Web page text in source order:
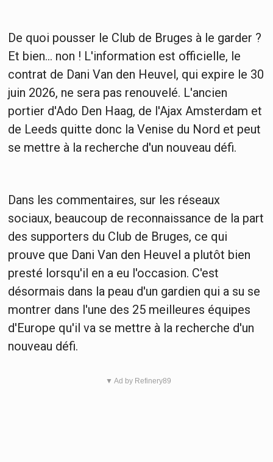
De quoi pousser le Club de Bruges à le garder ?
Et bien... non ! L'information est officielle, le
contrat de Dani Van den Heuvel, qui expire le 30
juin 2026, ne sera pas renouvelé. L'ancien
portier d'Ado Den Haag, de l'Ajax Amsterdam et
de Leeds quitte donc la Venise du Nord et peut
se mettre à la recherche d'un nouveau défi.
Dans les commentaires, sur les réseaux
sociaux, beaucoup de reconnaissance de la part
des supporters du Club de Bruges, ce qui
prouve que Dani Van den Heuvel a plutôt bien
presté lorsqu'il en a eu l'occasion. C'est
désormais dans la peau d'un gardien qui a su se
montrer dans l'une des 25 meilleures équipes
d'Europe qu'il va se mettre à la recherche d'un
nouveau défi.
▼ Ad by Refinery89